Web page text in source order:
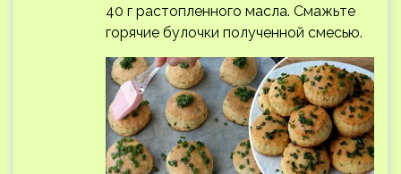
40 г растопленного масла. Смажьте
горячие булочки полученной смесью.